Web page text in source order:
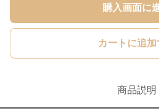
購入画面に
カートに追加
商品説明